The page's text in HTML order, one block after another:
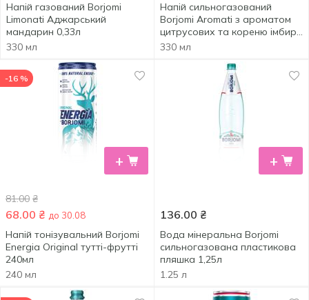
Напій газований Borjomi
Limonati Аджарський
мандарин 0,33л
330 мл
Напій сильногазований
Borjomi Aromati з ароматом
цитрусових та кореню імбиру
0,33л
330 мл
+
-16 %
81.00 ₴
68.00 ₴ до 30.08
Напій тонізувальний Borjomi
Energia Original тутті-фрутті
240мл
240 мл
+
136.00 ₴
Вода мінеральна Borjomi
сильногазована пластикова
пляшка 1,25л
1.25 л